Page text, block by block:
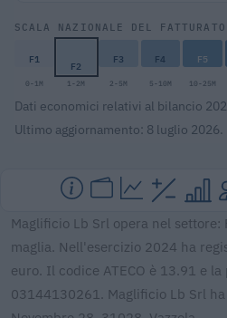
SCALA NAZIONALE DEL FATTURATO
F1 F2 F3 F4 F5
0-1M 1-2M 2-5M 5-10M 10-25M
Dati economici relativi al bilancio
Ultimo aggiornamento: 8 luglio 2026.
Maglificio Lb Srl opera nel settore:
maglia. Nell'esercizio 2024 ha
euro. Il codice ATECO è 13.91 e la
03144130261. Maglificio Lb Srl